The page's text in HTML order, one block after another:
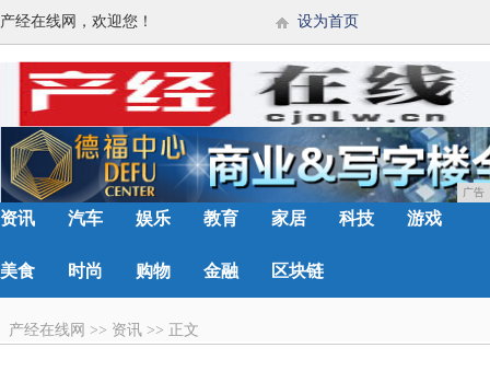
产经在线网，欢迎您！ 设为首页
广告
资讯 汽车 娱乐 教育 家居 科技 游戏
美食 时尚 购物 金融 区块链
产经在线网 >> 资讯 >> 正文